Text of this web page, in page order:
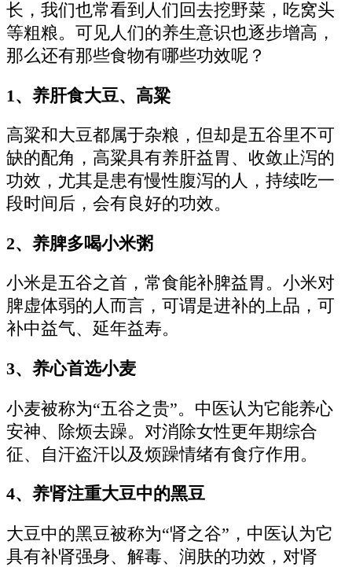
长，我们也常看到人们回去挖野菜，吃窝头
等粗粮。可见人们的养生意识也逐步增高，
那么还有那些食物有哪些功效呢？
1、养肝食大豆、高粱
高粱和大豆都属于杂粮，但却是五谷里不可
缺的配角，高粱具有养肝益胃、收敛止泻的
功效，尤其是患有慢性腹泻的人，持续吃一
段时间后，会有良好的功效。
2、养脾多喝小米粥
小米是五谷之首，常食能补脾益胃。小米对
脾虚体弱的人而言，可谓是进补的上品，可
补中益气、延年益寿。
3、养心首选小麦
小麦被称为“五谷之贵”。中医认为它能养心
安神、除烦去躁。对消除女性更年期综合
征、自汗盗汗以及烦躁情绪有食疗作用。
4、养肾注重大豆中的黑豆
大豆中的黑豆被称为“肾之谷”，中医认为它
具有补肾强身、解毒、润肤的功效，对肾